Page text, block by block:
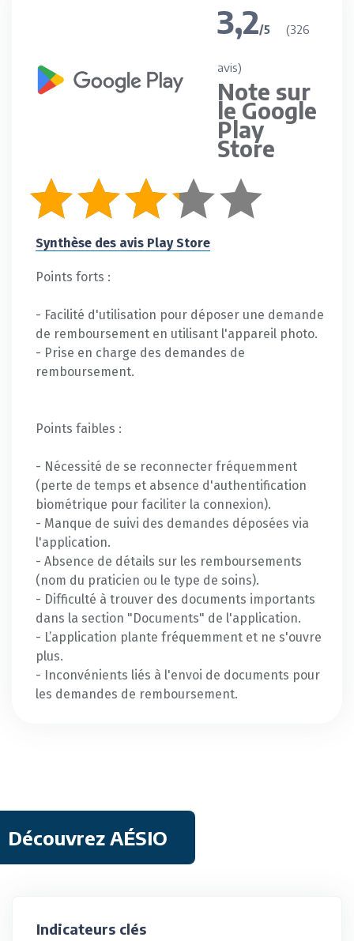
3,2/5 (326
avis)
Note sur
le Google
Play
Store
Synthèse des avis Play Store
Points forts :
- Facilité d'utilisation pour déposer une demande
de remboursement en utilisant l'appareil photo.
- Prise en charge des demandes de
remboursement.
Points faibles :
- Nécessité de se reconnecter fréquemment
(perte de temps et absence d'authentification
biométrique pour faciliter la connexion).
- Manque de suivi des demandes déposées via
l'application.
- Absence de détails sur les remboursements
(nom du praticien ou le type de soins).
- Difficulté à trouver des documents importants
dans la section "Documents" de l'application.
- L’application plante fréquemment et ne s'ouvre
plus.
- Inconvénients liés à l'envoi de documents pour
les demandes de remboursement.
Découvrez AÉSIO
Indicateurs clés